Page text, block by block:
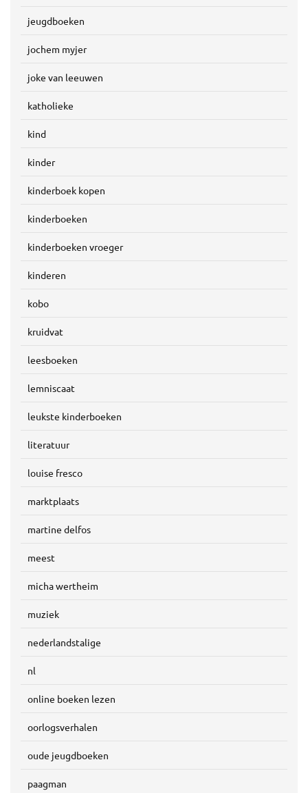
jeugdboeken
jochem myjer
joke van leeuwen
katholieke
kind
kinder
kinderboek kopen
kinderboeken
kinderboeken vroeger
kinderen
kobo
kruidvat
leesboeken
lemniscaat
leukste kinderboeken
literatuur
louise fresco
marktplaats
martine delfos
meest
micha wertheim
muziek
nederlandstalige
nl
online boeken lezen
oorlogsverhalen
oude jeugdboeken
paagman